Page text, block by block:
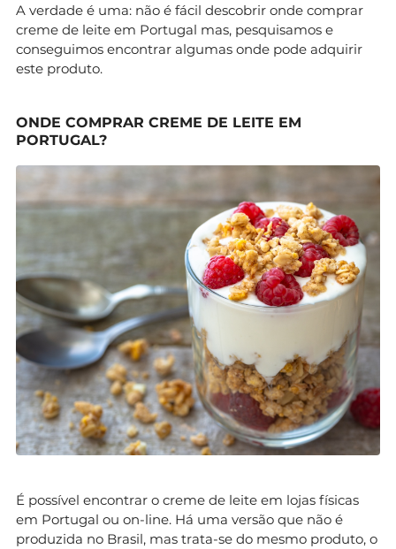
A verdade é uma: não é fácil descobrir onde comprar
creme de leite em Portugal mas, pesquisamos e
conseguimos encontrar algumas onde pode adquirir
este produto.
ONDE COMPRAR CREME DE LEITE EM
PORTUGAL?
É possível encontrar o creme de leite em lojas físicas
em Portugal ou on-line. Há uma versão que não é
produzida no Brasil, mas trata-se do mesmo produto, o